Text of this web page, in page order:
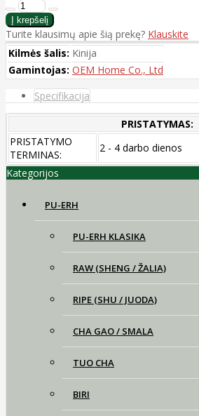
Turite klausimų apie šią prekę? Klauskite
Kilmės šalis: Kinija
Gamintojas: OEM Home Co., Ltd
Specifikacija
PRISTATYMAS:
PRISTATYMO
TERMINAS:
2 - 4 darbo dienos
Kategorijos
PU-ERH
PU-ERH KLASIKA
RAW (SHENG / ŽALIA)
RIPE (SHU / JUODA)
CHA GAO / SMALA
TUO CHA
BIRI